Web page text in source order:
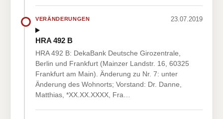
VERÄNDERUNGEN 23.07.2019
HRA 492 B
HRA 492 B: DekaBank Deutsche Girozentrale,
Berlin und Frankfurt (Mainzer Landstr. 16, 60325
Frankfurt am Main). Änderung zu Nr. 7: unter
Änderung des Wohnorts; Vorstand: Dr. Danne,
Matthias, *XX.XX.XXXX, Fra…